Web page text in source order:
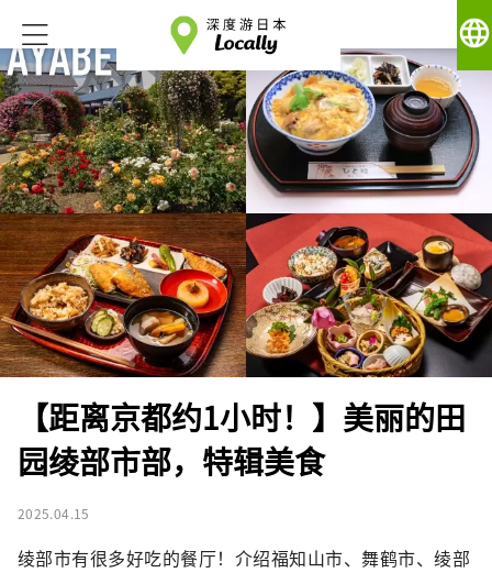
language
【距离京都约1小时！】美丽的田
园绫部市部，特辑美食
2025.04.15
绫部市有很多好吃的餐厅！介绍福知山市、舞鹤市、绫部